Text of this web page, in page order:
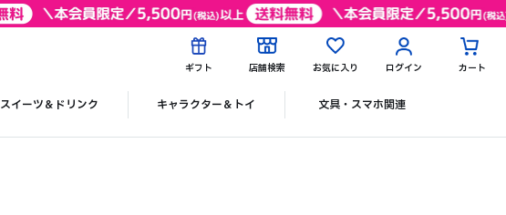
ギフト 店舗検索 お気に入り ログイン カート
スイーツ＆ドリンク キャラクター＆トイ 文具・スマホ関連